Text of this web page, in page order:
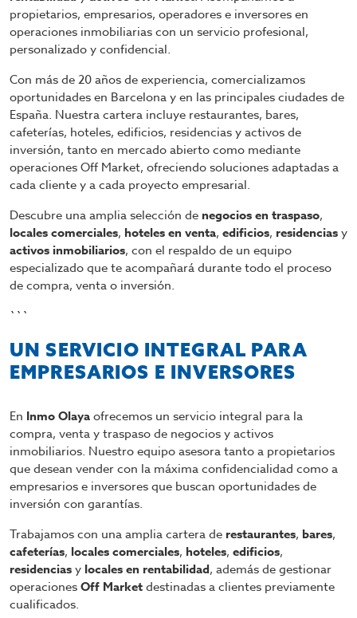
propietarios, empresarios, operadores e inversores en
operaciones inmobiliarias con un servicio profesional,
personalizado y confidencial.
Con más de 20 años de experiencia, comercializamos
oportunidades en Barcelona y en las principales ciudades de
España. Nuestra cartera incluye restaurantes, bares,
cafeterías, hoteles, edificios, residencias y activos de
inversión, tanto en mercado abierto como mediante
operaciones Off Market, ofreciendo soluciones adaptadas a
cada cliente y a cada proyecto empresarial.
Descubre una amplia selección de negocios en traspaso,
locales comerciales, hoteles en venta, edificios, residenciasy
activos inmobiliarios, con el respaldo de un equipo
especializado que te acompañará durante todo el proceso
de compra, venta o inversión.
```
UN SERVICIO INTEGRAL PARA
EMPRESARIOS E INVERSORES
En Inmo Olayaofrecemos un servicio integral para la
compra, venta y traspaso de negocios y activos
inmobiliarios. Nuestro equipo asesora tanto a propietarios
que desean vender con la máxima confidencialidad como a
empresarios e inversores que buscan oportunidades de
inversión con garantías.
Trabajamos con una amplia cartera de restaurantes, bares,
cafeterías, locales comerciales, hoteles, edificios,
residenciasy locales en rentabilidad, además de gestionar
operacionesOff Marketdestinadas a clientes previamente
cualificados.